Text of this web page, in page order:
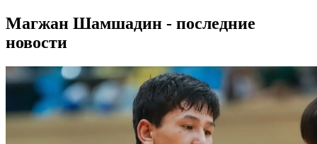
Магжан Шамшадин - последние
новости